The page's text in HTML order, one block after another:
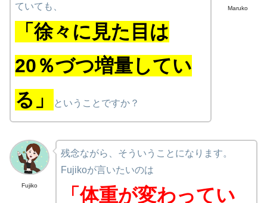
Maruko
ていても、
「徐々に見た目は
20％づつ増量してい
る」
ということですか？
Fujiko
残念ながら、そういうことになります。
Fujikoが言いたいのは
「体重が変わってい